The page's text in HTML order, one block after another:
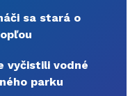
sa stará o
vyčistili vodné
parku